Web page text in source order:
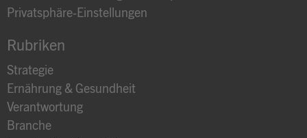
Privatsphäre-Einstellungen
Rubriken
Strategie
Ernährung & Gesundheit
Verantwortung
Branche